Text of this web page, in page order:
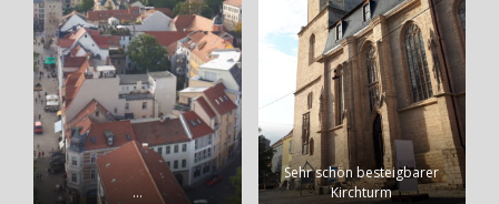
…
Sehr schön besteigbarer
Kirchturm